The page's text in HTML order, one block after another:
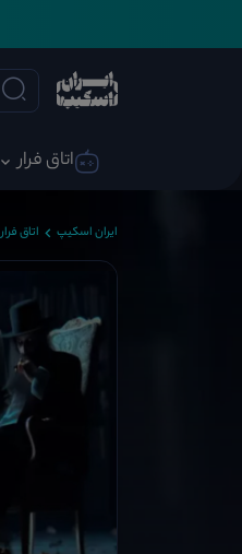
اتاق فرار
ایران اسکیپ اتاق فرار